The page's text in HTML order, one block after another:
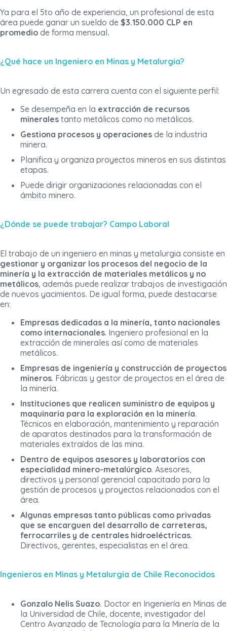
Ya para el 5to año de experiencia, un profesional de esta
área puede ganar un sueldo de $3.150.000 CLP en
promedio de forma mensual .
¿Qué hace un Ingeniero en Minas y Metalurgia?
Un egresado de esta carrera cuenta con el siguiente perfil:
Se desempeña en la extracción de recursos
minerales tanto metálicos como no metálicos.
Gestiona procesos y operaciones de la industria
minera.
Planifica y organiza proyectos mineros en sus distintas
etapas.
Puede dirigir organizaciones relacionadas con el
ámbito minero.
¿Dónde se puede trabajar? Campo Laboral
El trabajo de un ingeniero en minas y metalurgia consiste en
gestionar y organizar los procesos del negocio de la
minería y la extracción de materiales metálicos y no
metálicos, además puede realizar trabajos de investigación
de nuevos yacimientos. De igual forma, puede destacarse
en:
Empresas dedicadas a la minería, tanto nacionales
como internacionales. Ingeniero profesional en la
extracción de minerales así como de materiales
metálicos.
Empresas de ingeniería y construcción de proyectos
mineros. Fábricas y gestor de proyectos en el área de
la minería.
Instituciones que realicen suministro de equipos y
maquinaria para la exploración en la minería.
Técnicos en elaboración, mantenimiento y reparación
de aparatos destinados para la transformación de
materiales extraídos de las mina.
Dentro de equipos asesores y laboratorios con
especialidad minero-metalúrgico. Asesores,
directivos y personal gerencial capacitado para la
gestión de procesos y proyectos relacionados con el
área.
Algunas empresas tanto públicas como privadas
que se encarguen del desarrollo de carreteras,
ferrocarriles y de centrales hidroeléctricas.
Directivos, gerentes, especialistas en el área.
Ingenieros en Minas y Metalurgia de Chile Reconocidos
Gonzalo Nelis Suazo. Doctor en Ingeniería en Minas de
la Universidad de Chile, docente, investigador del
Centro Avanzado de Tecnología para la Minería de la